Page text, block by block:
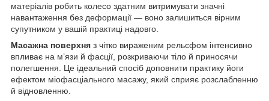
матеріалів робить колесо здатним витримувати значні
навантаження без деформації — воно залишиться вірним
супутником у вашій практиці надовго.
Масажна поверхня з чітко вираженим рельєфом інтенсивно
впливає на м’язи й фасції, розкриваючи тіло й приносячи
полегшення. Це ідеальний спосіб доповнити практику йоги
ефектом міофасціального масажу, який сприяє розслабленню
й відновленню.